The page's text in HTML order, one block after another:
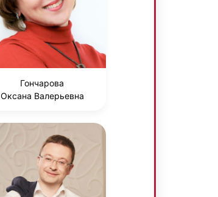
Гончарова
Оксана Валерьевна